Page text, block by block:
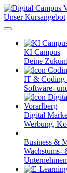
Unser Kursangebot
KI Campus
Deine
IT & Coding
Software-
Digital
Werbung,
Business &
Wachstums-
Unternehmen